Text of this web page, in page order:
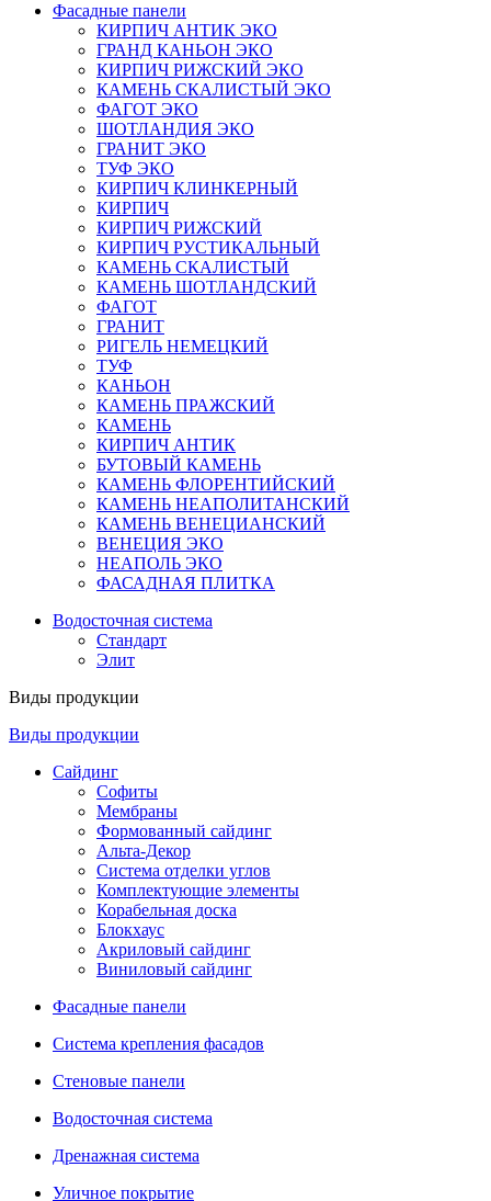
Фасадные панели
КИРПИЧ АНТИК ЭКО
ГРАНД КАНЬОН ЭКО
КИРПИЧ РИЖСКИЙ ЭКО
КАМЕНЬ СКАЛИСТЫЙ ЭКО
ФАГОТ ЭКО
ШОТЛАНДИЯ ЭКО
ГРАНИТ ЭКО
ТУФ ЭКО
КИРПИЧ КЛИНКЕРНЫЙ
КИРПИЧ
КИРПИЧ РИЖСКИЙ
КИРПИЧ РУСТИКАЛЬНЫЙ
КАМЕНЬ СКАЛИСТЫЙ
КАМЕНЬ ШОТЛАНДСКИЙ
ФАГОТ
ГРАНИТ
РИГЕЛЬ НЕМЕЦКИЙ
ТУФ
КАНЬОН
КАМЕНЬ ПРАЖСКИЙ
КАМЕНЬ
КИРПИЧ АНТИК
БУТОВЫЙ КАМЕНЬ
КАМЕНЬ ФЛОРЕНТИЙСКИЙ
КАМЕНЬ НЕАПОЛИТАНСКИЙ
КАМЕНЬ ВЕНЕЦИАНСКИЙ
ВЕНЕЦИЯ ЭКО
НЕАПОЛЬ ЭКО
ФАСАДНАЯ ПЛИТКА
Водосточная система
Стандарт
Элит
Виды продукции
Виды продукции
Сайдинг
Софиты
Мембраны
Формованный сайдинг
Альта-Декор
Система отделки углов
Комплектующие элементы
Корабельная доска
Блокхаус
Акриловый сайдинг
Виниловый сайдинг
Фасадные панели
Система крепления фасадов
Стеновые панели
Водосточная система
Дренажная система
Уличное покрытие